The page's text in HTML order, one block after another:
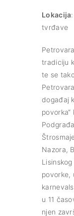
Lokacija
tvrđave
tradiciju
te se
događaj
Nazora,
povorke,
u 11
njen